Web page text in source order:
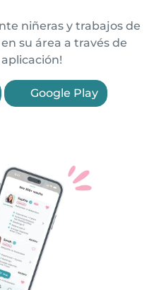
niñeras y trabajos de
su área a través de
Google Play